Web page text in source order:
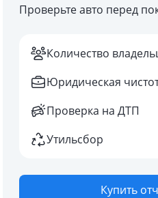
Проверьте авто перед
Количество
Юридическая
Проверка на ДТП
Утильсбор
Купить